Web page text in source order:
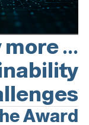
more
Award